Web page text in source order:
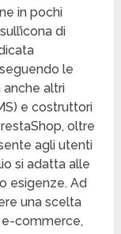
in pochi
di
le
anche altri
e costruttori
oltre
agli utenti
si adatta alle
esigenze. Ad
una scelta
e-commerce,